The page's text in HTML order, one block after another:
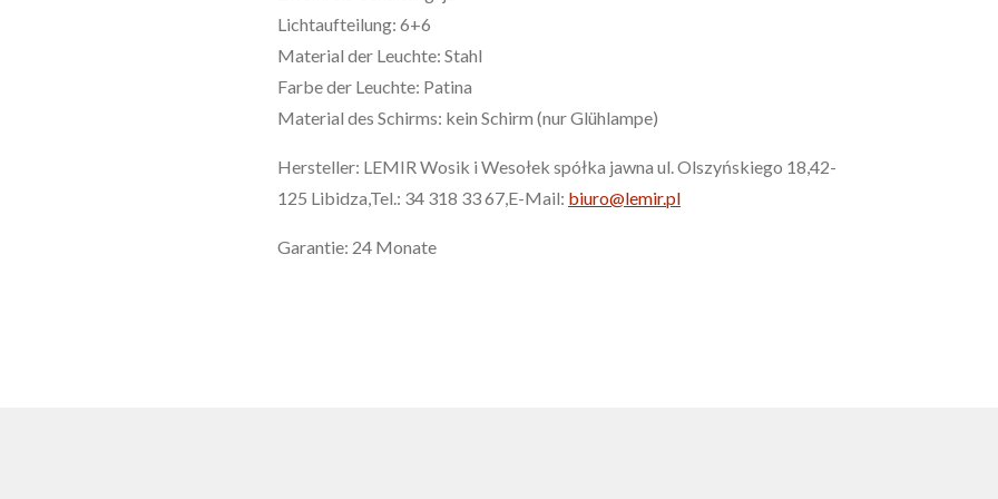
Lichtaufteilung: 6+6
Material der Leuchte: Stahl
Farbe der Leuchte: Patina
Material des Schirms: kein Schirm (nur Glühlampe)
Hersteller: LEMIR Wosik i Wesołek spółka jawna ul. Olszyńskiego 18,42-
125 Libidza,Tel.: 34 318 33 67,E-Mail: biuro@lemir.pl
Garantie: 24 Monate